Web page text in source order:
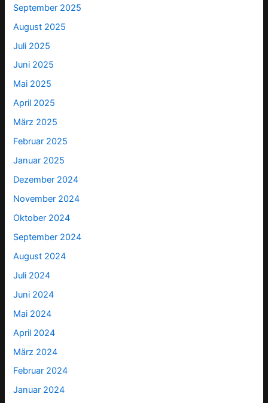
September 2025
August 2025
Juli 2025
Juni 2025
Mai 2025
April 2025
März 2025
Februar 2025
Januar 2025
Dezember 2024
November 2024
Oktober 2024
September 2024
August 2024
Juli 2024
Juni 2024
Mai 2024
April 2024
März 2024
Februar 2024
Januar 2024